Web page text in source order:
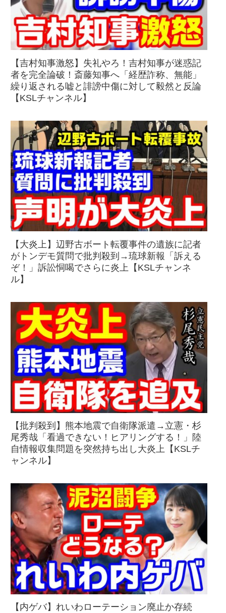
【吉村知事激怒】失礼やろ！吉村知事が迷惑記
者を完全論破！斎藤知事へ「経歴詐称、無能」
繰り返される嘘と誹謗中傷に対して毅然と反論
【KSLチャンネル】
【大炎上】辺野古ボート転覆事件の遺族に記者
がトンデモ質問で批判殺到→琉球新報「訴える
ぞ！」訴訟恫喝でさらに炎上【KSLチャンネ
ル】
【批判殺到】熊本地震で自衛隊派遣→立憲・杉
尾秀哉「看過できない！ヒアリングする！」陸
自情報収集問題を突然持ち出し大炎上【KSLチ
ャンネル】
【内ゲバ】れいわローテーション廃止か存続